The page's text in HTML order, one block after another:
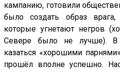
кампанию, готовили
было создать образ врага,
которые угнетают негров
Севере было не лучше). В
казаться «хорошими
прошёл вполне успешно.